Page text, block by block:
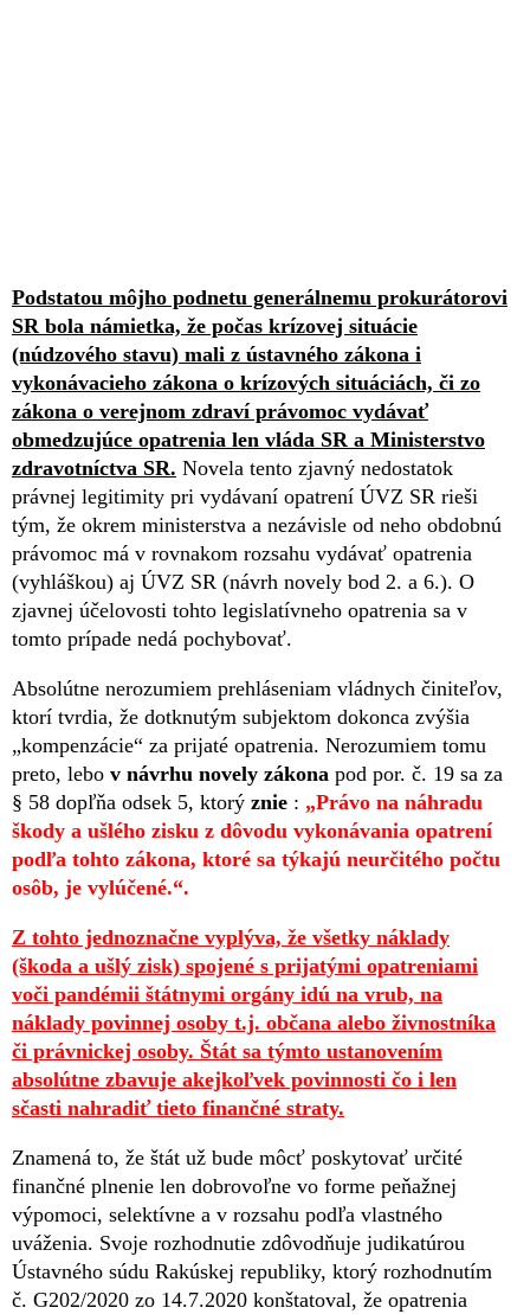
Podstatou môjho podnetu generálnemu prokurátorovi
SR bola námietka, že počas krízovej situácie
(núdzového stavu) mali z ústavného zákona i
vykonávacieho zákona o krízových situáciách, či zo
zákona o verejnom zdraví právomoc vydávať
obmedzujúce opatrenia len vláda SR a Ministerstvo
zdravotníctva SR. Novela tento zjavný nedostatok
právnej legitimity pri vydávaní opatrení ÚVZ SR rieši
tým, že okrem ministerstva a nezávisle od neho obdobnú
právomoc má v rovnakom rozsahu vydávať opatrenia
(vyhláškou) aj ÚVZ SR (návrh novely bod 2. a 6.). O
zjavnej účelovosti tohto legislatívneho opatrenia sa v
tomto prípade nedá pochybovať.
Absolútne nerozumiem prehláseniam vládnych činiteľov,
ktorí tvrdia, že dotknutým subjektom dokonca zvýšia
„kompenzácie“ za prijaté opatrenia. Nerozumiem tomu
preto, lebo v návrhu novely zákona pod por. č. 19 sa za
§ 58 dopľňa odsek 5, ktorý znie : „Právo na náhradu
škody a ušlého zisku z dôvodu vykonávania opatrení
podľa tohto zákona, ktoré sa týkajú neurčitého počtu
osôb, je vylúčené.“.
Z tohto jednoznačne vyplýva, že všetky náklady
(škoda a ušlý zisk) spojené s prijatými opatreniami
voči pandémii štátnymi orgány idú na vrub, na
náklady povinnej osoby t.j. občana alebo živnostníka
či právnickej osoby. Štát sa týmto ustanovením
absolútne zbavuje akejkoľvek povinnosti čo i len
sčasti nahradiť tieto finančné straty.
Znamená to, že štát už bude môcť poskytovať určité
finančné plnenie len dobrovoľne vo forme peňažnej
výpomoci, selektívne a v rozsahu podľa vlastného
uváženia. Svoje rozhodnutie zdôvodňuje judikatúrou
Ústavného súdu Rakúskej republiky, ktorý rozhodnutím
č. G202/2020 zo 14.7.2020 konštatoval, že opatrenia